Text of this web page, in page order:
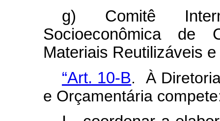
g) Comitê
Socioeconômica de
Materiais Reutilizáveis
“Art. 10-B. À
e Orçamentária